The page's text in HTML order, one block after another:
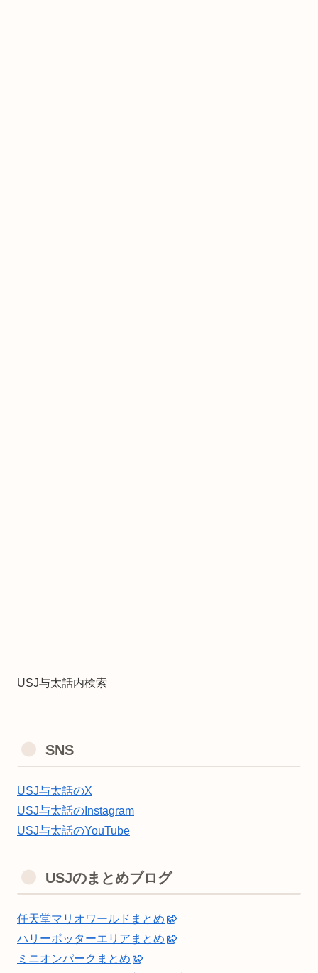
USJ与太話内検索
SNS
USJ与太話のX
USJ与太話のInstagram
USJ与太話のYouTube
USJのまとめブログ
任天堂マリオワールドまとめ
ハリーポッターエリアまとめ
ミニオンパークまとめ